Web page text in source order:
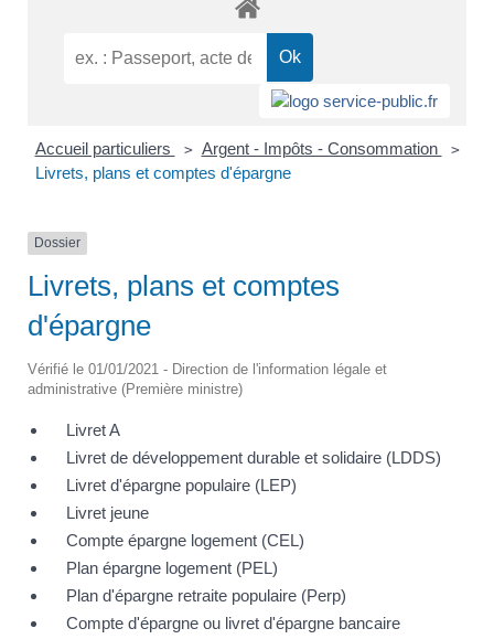
Accueil particuliers > Argent - Impôts - Consommation >
Livrets, plans et comptes d'épargne
Dossier
Livrets, plans et comptes
d'épargne
Vérifié le 01/01/2021 - Direction de l'information légale et
administrative (Première ministre)
Livret A
Livret de développement durable et solidaire (LDDS)
Livret d'épargne populaire (LEP)
Livret jeune
Compte épargne logement (CEL)
Plan épargne logement (PEL)
Plan d'épargne retraite populaire (Perp)
Compte d'épargne ou livret d'épargne bancaire